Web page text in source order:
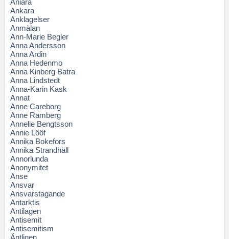
Aniara
Ankara
Anklagelser
Anmälan
Ann-Marie Begler
Anna Andersson
Anna Ardin
Anna Hedenmo
Anna Kinberg Batra
Anna Lindstedt
Anna-Karin Kask
Annat
Anne Careborg
Anne Ramberg
Annelie Bengtsson
Annie Lööf
Annika Bokefors
Annika Strandhäll
Annorlunda
Anonymitet
Anse
Ansvar
Ansvarstagande
Antarktis
Antilagen
Antisemit
Antisemitism
Äntligen